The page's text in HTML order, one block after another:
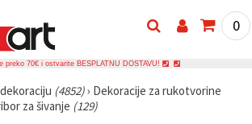
0
preko 70€ i ostvarite BESPLATNU DOSTAVU!
(4852)› Dekoracije za rukotvorine
za šivanje (129)